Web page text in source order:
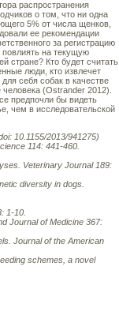
распространения
о том, что ни одна
5% от числа щенков,
ее рекомендации
за регистрацию
повлиять на текущую
стране? Кто будет считать
люди, кто извлечет
себя собак в качестве
(Ostrander 2012).
предпочли бы видеть
чем в исследовательской
10.1155/2013/941275)
114: 441-460.
Veterinary Journal 189:
diversity in dogs.
1-10.
Journal of Medicine 367:
Journal of the American
schemes, a novel